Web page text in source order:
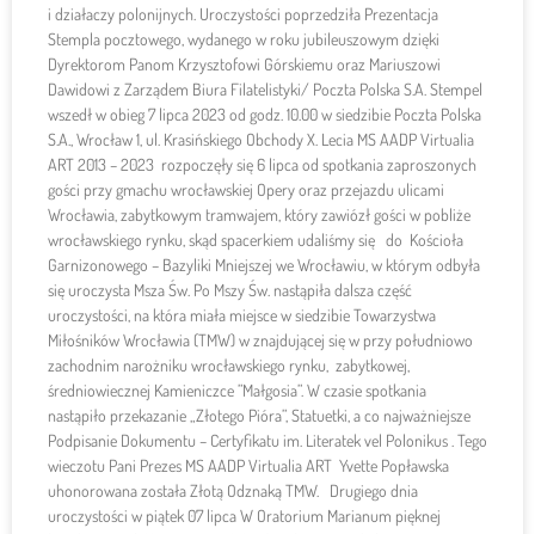
i działaczy polonijnych. Uroczystości poprzedziła Prezentacja
Stempla pocztowego, wydanego w roku jubileuszowym dzięki
Dyrektorom Panom Krzysztofowi Górskiemu oraz Mariuszowi
Dawidowi z Zarządem Biura Filatelistyki/ Poczta Polska S.A. Stempel
wszedł w obieg 7 lipca 2023 od godz. 10.00 w siedzibie Poczta Polska
S.A., Wrocław 1, ul. Krasińskiego Obchody X. Lecia MS AADP Virtualia
ART 2013 – 2023 rozpoczęły się 6 lipca od spotkania zaproszonych
gości przy gmachu wrocławskiej Opery oraz przejazdu ulicami
Wrocławia, zabytkowym tramwajem, który zawiózł gości w pobliże
wrocławskiego rynku, skąd spacerkiem udaliśmy się do Kościoła
Garnizonowego – Bazyliki Mniejszej we Wrocławiu, w którym odbyła
się uroczysta Msza Św. Po Mszy Św. nastąpiła dalsza część
uroczystości, na która miała miejsce w siedzibie Towarzystwa
Miłośników Wrocławia (TMW) w znajdującej się w przy południowo
zachodnim narożniku wrocławskiego rynku, zabytkowej,
średniowiecznej Kamieniczce ”Małgosia”. W czasie spotkania
nastąpiło przekazanie „Złotego Pióra”, Statuetki, a co najważniejsze
Podpisanie Dokumentu – Certyfikatu im. Literatek vel Polonikus . Tego
wieczotu Pani Prezes MS AADP Virtualia ART Yvette Popławska
uhonorowana została Złotą Odznaką TMW. Drugiego dnia
uroczystości w piątek 07 lipca W Oratorium Marianum pięknej